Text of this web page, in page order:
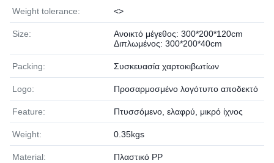
Weight tolerance: <>
Size:
Ανοικτό μέγεθος: 300*200*120cm
Διπλωμένος: 300*200*40cm
Packing: Συσκευασία χαρτοκιβωτίων
Logo: Προσαρμοσμένο λογότυπο αποδεκτό
Feature: Πτυσσόμενο, ελαφρύ, μικρό ίχνος
Weight: 0.35kgs
Material: Πλαστικό PP